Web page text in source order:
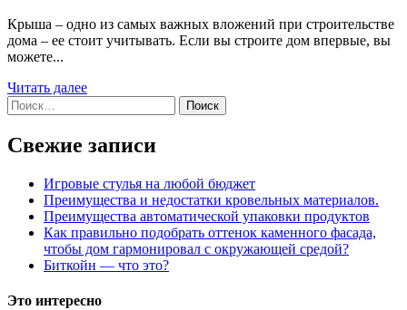
Крыша – одно из самых важных вложений при строительстве
дома – ее стоит учитывать. Если вы строите дом впервые, вы
можете...
Читать далее
Найти:
Свежие записи
Игровые стулья на любой бюджет
Преимущества и недостатки кровельных материалов.
Преимущества автоматической упаковки продуктов
Как правильно подобрать оттенок каменного фасада,
чтобы дом гармонировал с окружающей средой?
Биткойн — что это?
Это интересно